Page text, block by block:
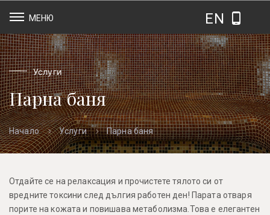
МЕНЮ EN
Услуги
Парна баня
Начало Услуги Парна баня
Отдайте се на релаксация и прочистете тялото си от
вредните токсини след дългия работен ден! Парата отваря
порите на кожата и повишава метаболизма.Това е елегантен